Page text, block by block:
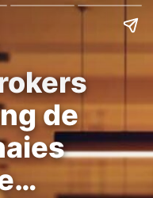
de